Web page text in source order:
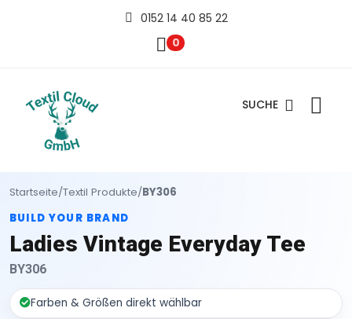
0152 14 40 85 22
0
SUCHE
Startseite/Textil Produkte/BY306
BUILD YOUR BRAND
Ladies Vintage Everyday Tee
BY306
Farben & Größen direkt wählbar